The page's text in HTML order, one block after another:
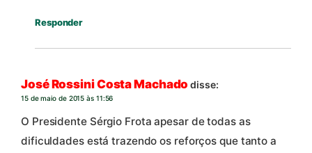
Responder
José Rossini Costa Machado disse:
15 de maio de 2015 às 11:56
O Presidente Sérgio Frota apesar de todas as
dificuldades está trazendo os reforços que tanto a